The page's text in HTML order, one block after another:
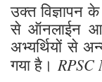
उक्त विज्ञापन
से ऑनलाईन
अभ्यर्थियों से
गया है। RPSC